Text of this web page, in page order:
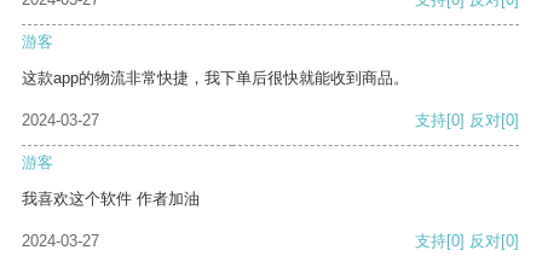
游客
这款app的物流非常快捷，我下单后很快就能收到商品。
2024-03-27 支持[0] 反对[0]
游客
我喜欢这个软件 作者加油
2024-03-27 支持[0] 反对[0]